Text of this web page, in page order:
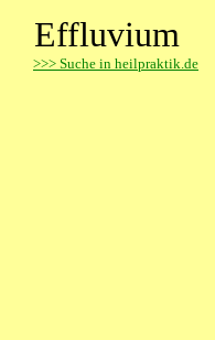
Effluvium
>>> Suche in heilpraktik.de